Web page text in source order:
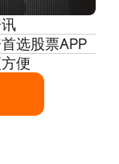
选股票APP
便